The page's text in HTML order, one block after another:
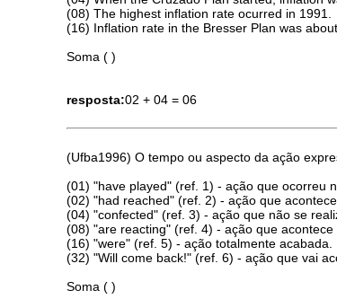
(08) The highest inflation rate ocurred in 1991.
(16) Inflation rate in the Bresser Plan was
Soma ( )
resposta:02 + 04 = 06
(Ufba1996) O tempo ou aspecto da ação
(01) "have played" (ref. 1) - ação que ocorreu
(02) "had reached" (ref. 2) - ação que
(04) "confected" (ref. 3) - ação que não se
(08) "are reacting" (ref. 4) - ação que acontece
(16) "were" (ref. 5) - ação totalmente acabada.
(32) "Will come back!" (ref. 6) - ação que vai
Soma ( )